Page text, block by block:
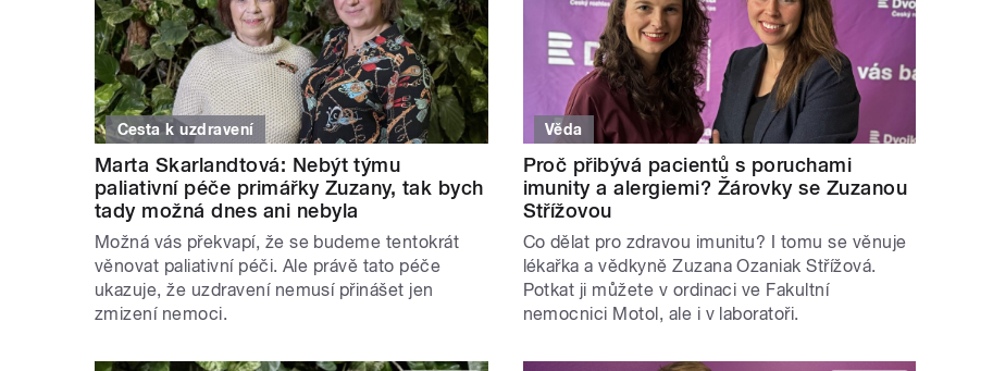
Cesta k uzdravení
Marta Skarlandtová: Nebýt týmu
paliativní péče primářky Zuzany, tak bych
tady možná dnes ani nebyla
Možná vás překvapí, že se budeme tentokrát
věnovat paliativní péči. Ale právě tato péče
ukazuje, že uzdravení nemusí přinášet jen
zmizení nemoci.
Věda
Proč přibývá pacientů s poruchami
imunity a alergiemi? Žárovky se Zuzanou
Střížovou
Co dělat pro zdravou imunitu? I tomu se věnuje
lékařka a vědkyně Zuzana Ozaniak Střížová.
Potkat ji můžete v ordinaci ve Fakultní
nemocnici Motol, ale i v laboratoři.